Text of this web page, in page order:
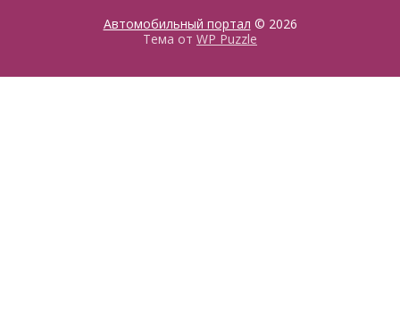
Автомобильный портал © 2026
Тема от WP Puzzle